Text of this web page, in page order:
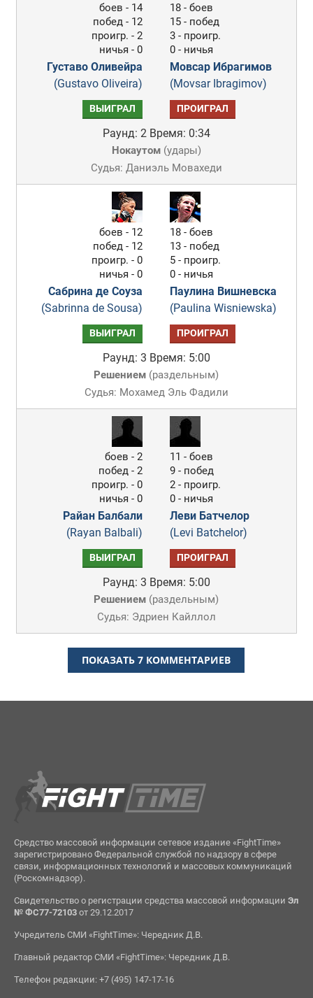
боев - 14
побед - 12
проигр. - 2
ничья - 0
Густаво Оливейра
(Gustavo Oliveira)
18 - боев
15 - побед
3 - проигр.
0 - ничья
Мовсар Ибрагимов
(Movsar Ibragimov)
ВЫИГРАЛ ПРОИГРАЛ
Раунд: 2 Время: 0:34
Нокаутом(удары)
Судья: Даниэль Мовахеди
боев - 12
побед - 12
проигр. - 0
ничья - 0
Сабрина де Соуза
(Sabrinna de Sousa)
18 - боев
13 - побед
5 - проигр.
0 - ничья
Паулина Вишневска
(Paulina Wisniewska)
ВЫИГРАЛ ПРОИГРАЛ
Раунд: 3 Время: 5:00
Решением (раздельным)
Судья: Мохамед Эль Фадили
боев - 2
побед - 2
проигр. - 0
ничья - 0
Райан Балбали
(Rayan Balbali)
11 - боев
9 - побед
2 - проигр.
0 - ничья
Леви Батчелор
(Levi Batchelor)
ВЫИГРАЛ ПРОИГРАЛ
Раунд: 3 Время: 5:00
Решением (раздельным)
Судья: Эдриен Кайллол
ПОКАЗАТЬ 7 КОММЕНТАРИЕВ
Средство массовой информации сетевое издание «FightTime»
зарегистрировано Федеральной службой по надзору в сфере
связи, информационных технологий и массовых коммуникаций
(Роскомнадзор).
Свидетельство о регистрации средства массовой информации Эл
№ ФС77-72103от 29.12.2017
Учредитель СМИ «FightTime»: Чередник Д.В.
Главный редактор СМИ «FightTime»: Чередник Д.В.
Телефон редакции: +7 (495) 147-17-16